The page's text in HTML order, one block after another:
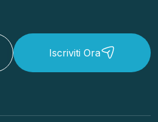
Iscriviti Ora